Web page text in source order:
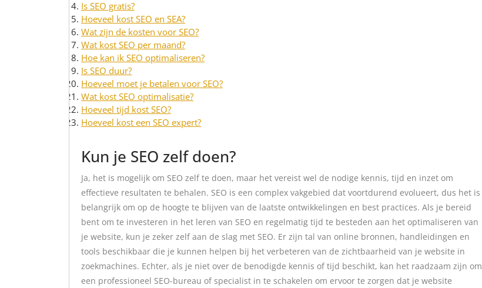
Is SEO gratis?
Hoeveel kost SEO en SEA?
Wat zijn de kosten voor SEO?
Wat kost SEO per maand?
Hoe kan ik SEO optimaliseren?
Is SEO duur?
Hoeveel moet je betalen voor SEO?
Wat kost SEO optimalisatie?
Hoeveel tijd kost SEO?
Hoeveel kost een SEO expert?
Kun je SEO zelf doen?
Ja, het is mogelijk om SEO zelf te doen, maar het vereist wel de nodige kennis, tijd en inzet om
effectieve resultaten te behalen. SEO is een complex vakgebied dat voortdurend evolueert, dus het is
belangrijk om op de hoogte te blijven van de laatste ontwikkelingen en best practices. Als je bereid
bent om te investeren in het leren van SEO en regelmatig tijd te besteden aan het optimaliseren van
je website, kun je zeker zelf aan de slag met SEO. Er zijn tal van online bronnen, handleidingen en
tools beschikbaar die je kunnen helpen bij het verbeteren van de zichtbaarheid van je website in
zoekmachines. Echter, als je niet over de benodigde kennis of tijd beschikt, kan het raadzaam zijn om
een professioneel SEO-bureau of specialist in te schakelen om ervoor te zorgen dat je website